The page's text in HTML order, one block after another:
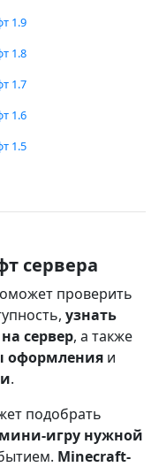
1.9
1.8
1.7
1.6
1.5
сервера
проверить
узнать
сервер, а также
оформления и
.
подобрать
мини-игру нужной
Minecraft-